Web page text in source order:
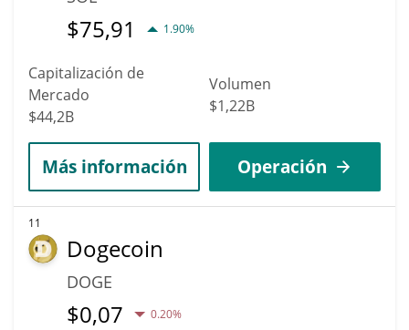
$75,91 1.90%
Capitalización de
Mercado
$44,2B
Volumen
$1,22B
Más información Operación
11
Dogecoin
DOGE
$0,07 0.20%